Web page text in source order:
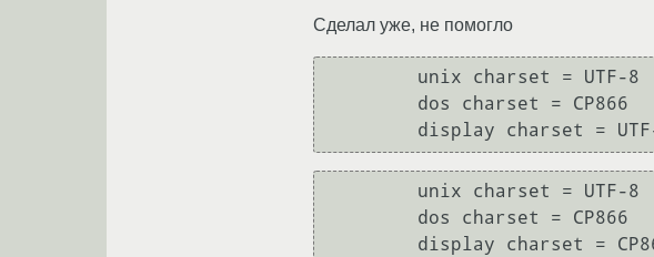
Сделал уже, не помогло